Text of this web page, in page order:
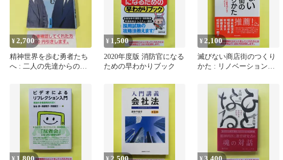
¥2,700
精神世界を歩む勇者たち
へ : 二人の先達からの熱
¥ 1,500
2020年度版 消防官になる
ための早わかりブック
¥ 2,100
滅びない商店街のつくり
かた : リノベーションま
メント・…
1,800 2,500 3,400